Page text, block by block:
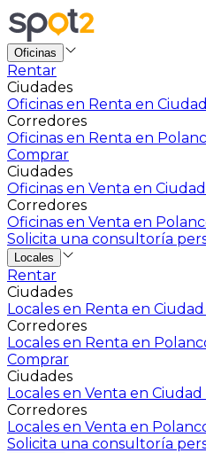
Oficinas
Rentar
Ciudades
Oficinas en Renta en
Corredores
Oficinas en Renta en
Comprar
Ciudades
Oficinas en Venta en
Corredores
Oficinas en Venta en
Solicita una consultoría
Locales
Rentar
Ciudades
Locales en Renta en
Corredores
Locales en Renta en
Comprar
Ciudades
Locales en Venta en
Corredores
Locales en Venta en
Solicita una consultoría